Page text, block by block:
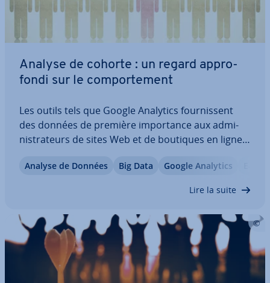
Analyse de cohorte : un regard ap­pro­
fondi sur le com­por­te­ment
Les outils tels que Google Analytics four­nis­sent
des données de première im­por­tance aux ad­mi­
nis­tra­teurs de sites Web et de boutiques en ligne.
pour optimiser un projet en ligne, mais re­pré­sente
Analyse de Données Big Data Google Analytics
Lire la suite